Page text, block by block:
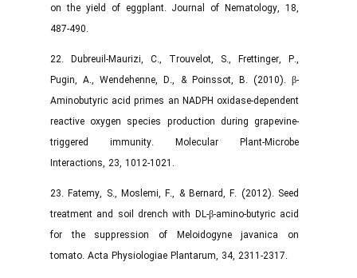
on the yield of eggplant. Journal of Nematology, 18,
487-490.
22. Dubreuil-Maurizi, C., Trouvelot, S., Frettinger, P.,
Pugin, A., Wendehenne, D., & Poinssot, B. (2010). β-
Aminobutyric acid primes an NADPH oxidase-dependent
reactive oxygen species production during grapevine-
triggered immunity. Molecular Plant-Microbe
Interactions, 23, 1012-1021.
23. Fatemy, S., Moslemi, F., & Bernard, F. (2012). Seed
treatment and soil drench with DL-β-amino-butyric acid
for the suppression of Meloidogyne javanica on
tomato. Acta Physiologiae Plantarum, 34, 2311-2317.